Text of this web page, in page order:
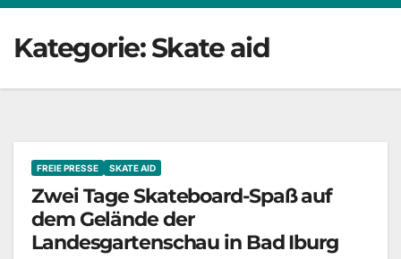
Kategorie:Skate aid
FREIE PRESSE SKATE AID
Zwei Tage Skateboard-Spaß auf
dem Gelände der
Landesgartenschau in Bad Iburg